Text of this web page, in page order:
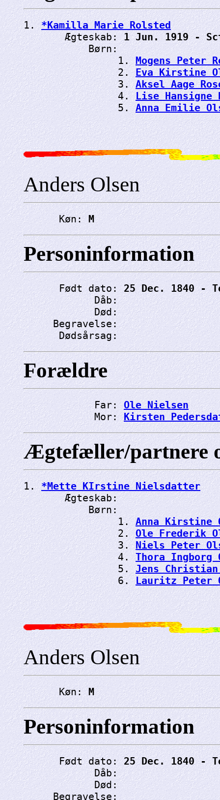
1. *Kamilla Marie Rolsted
       Ægteskab:
1 Jun. 1919 -
           Børn:
                1.
Mogens Peter
                2.
Eva Kirstine
                3.
Aksel Aage
                4.
Lise Hansigne
                5.
Anna Emilie
Anders Olsen
      Køn:
M
Personinformation
      Født dato:
25 Dec. 1840 -
            Dåb:
            Død:
     Begravelse:
      Dødsårsag:
Forældre
            Far:
Ole Nielsen
            Mor:
Kirsten
Ægtefæller/partnere
1. *Mette KIrstine Nielsdatter
       Ægteskab:
           Børn:
                1.
Anna Kirstine
                2.
Ole Frederik
                3.
Niels Peter
                4.
Thora Ingborg
                5.
Jens Christian
                6.
Lauritz Peter
Anders Olsen
      Køn:
M
Personinformation
      Født dato:
25 Dec. 1840 -
            Dåb:
            Død:
     Begravelse: